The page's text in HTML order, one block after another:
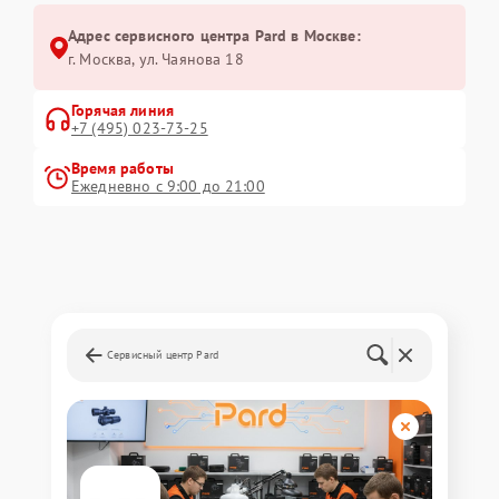
Адрес сервисного центра Pard в Москве:
г. Москва, ул. Чаянова 18
Горячая линия
+7 (495) 023-73-25
Время работы
Ежедневно с 9:00 до 21:00
Сервисный центр Pard